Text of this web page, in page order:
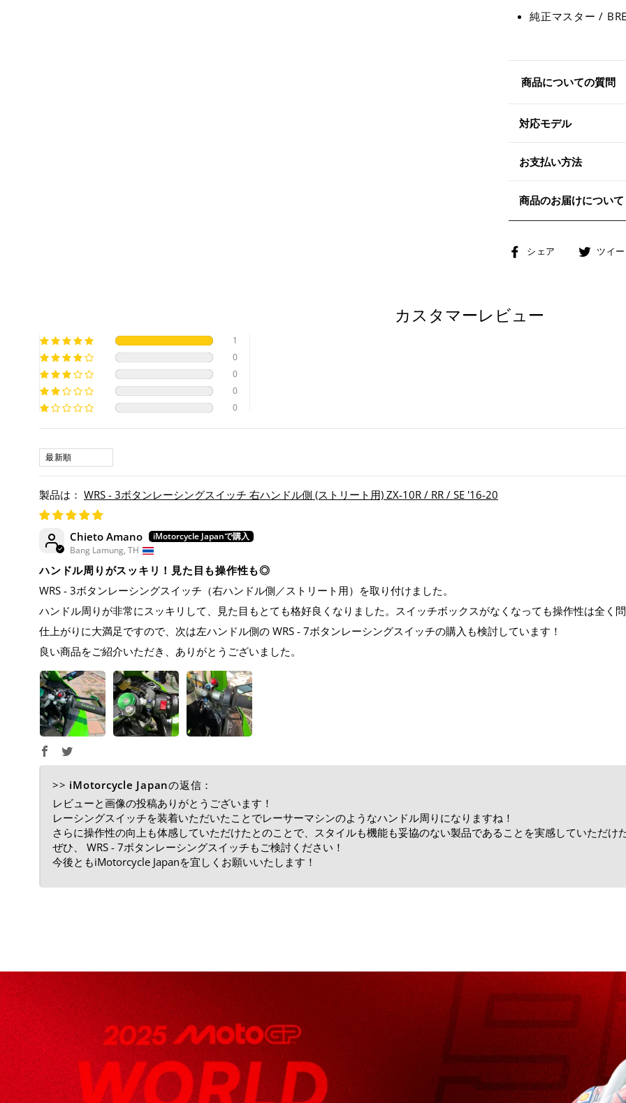
純正マスター /
商品についての質問
対応モデル
お支払い方法
商品のお届けについて
シェア
Facebook
ツイー
カスタマーレビュー
1
0
0
0
0
SORT BY
WRS - 3ボタンレーシングスイッチ 右ハンドル側 (ストリート用) ZX-10R / RR / SE '16-20
Chieto Amano
Bang Lamung, TH
ハンドル周りがスッキリ！見た目も操作性も◎
WRS - 3ボタンレーシングスイッチ（右ハンドル側／ストリート用）を取り付けました。
ハンドル周りが非常にスッキリして、見た目もとても格好良くなりました。スイッチボックスがなくなっても操作性は全く
仕上がりに大満足ですので、次は左ハンドル側の WRS - 7ボタンレーシングスイッチの購入も検討しています！
良い商品をご紹介いただき、ありがとうございました。
>> iMotorcycle Japanの返信：
レビューと画像の投稿ありがとうございます！
レーシングスイッチを装着いただいたことでレーサーマシンのようなハンドル周りになりますね！
さらに操作性の向上も体感していただけたとのことで、スタイルも機能も妥協のない製品であることを実感していただけ
ぜひ、 WRS - 7ボタンレーシングスイッチもご検討ください！
今後ともiMotorcycle Japanを宜しくお願いいたします！